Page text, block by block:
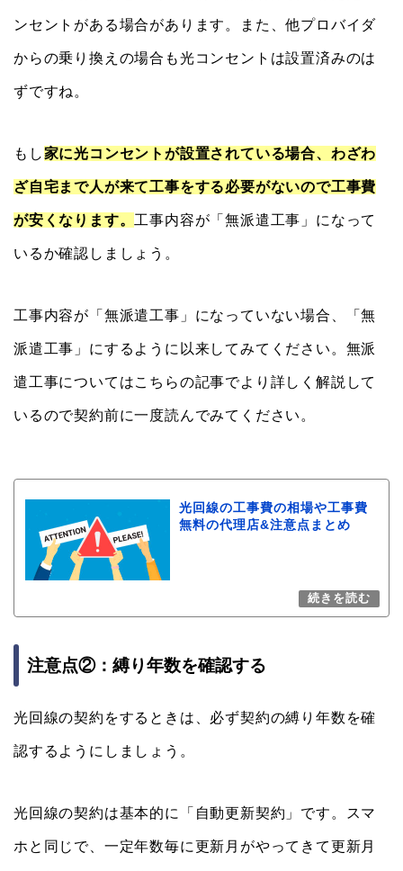
ンセントがある場合があります。また、他プロバイダ
からの乗り換えの場合も光コンセントは設置済みのは
ずですね。
もし家に光コンセントが設置されている場合、わざわ
ざ自宅まで人が来て工事をする必要がないので工事費
が安くなります。 工事内容が「無派遣工事」になって
いるか確認しましょう。
工事内容が「無派遣工事」になっていない場合、「無
派遣工事」にするように以来してみてください。無派
遣工事についてはこちらの記事でより詳しく解説して
いるので契約前に一度読んでみてください。
光回線の工事費の相場や工事費
無料の代理店&注意点まとめ
注意点②：縛り年数を確認する
光回線の契約をするときは、必ず契約の縛り年数を確
認するようにしましょう。
光回線の契約は基本的に「自動更新契約」です。スマ
ホと同じで、一定年数毎に更新月がやってきて更新月